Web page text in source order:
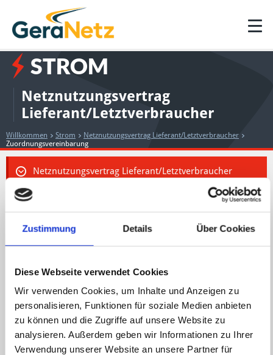
Zustimmung Details Über Cookies
Diese Webseite verwendet Cookies
Wir verwenden Cookies, um Inhalte und Anzeigen zu
personalisieren, Funktionen für soziale Medien anbieten
zu können und die Zugriffe auf unsere Website zu
analysieren. Außerdem geben wir Informationen zu Ihrer
Verwendung unserer Website an unsere Partner für
STROM
Netznutzungsvertrag
Lieferant/Letztverbraucher
Willkommen Strom
Netznutzungsvertrag Lieferant/Letztverbraucher
Zuordnungsvereinbarung
Netznutzungsvertrag Lieferant/Letztverbraucher
Preisblätter
EDI-Vereinbarung
Anschlussnutzung
Zuordnungsvereinbarung
Veröffentlichungen